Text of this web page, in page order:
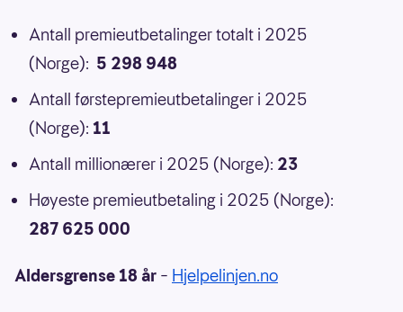
Antall premieutbetalinger totalt i 2025
(Norge): 5 298 948
Antall førstepremieutbetalinger i 2025
(Norge): 11
Antall millionærer i 2025 (Norge): 23
Høyeste premieutbetaling i 2025 (Norge):
287 625 000
Aldersgrense 18 år – Hjelpelinjen.no